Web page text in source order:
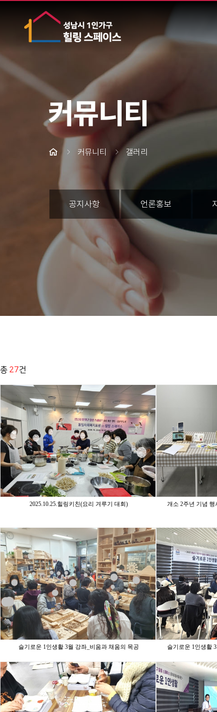
커뮤니티
커뮤니티 갤러리
공지사항 언론홍보
총 27건
2025.10.25.힐링키친(요리 겨루기 대회) 개소 2주년 기념
슬기로운 1인생활 3월 강좌_비움과 채움의 목공 슬기로운 1인생활